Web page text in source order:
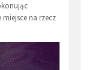
miejsce na rzecz